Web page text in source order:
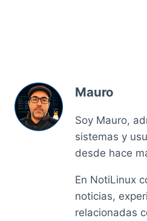
Mauro
Soy Mauro,
sistemas y
desde hace
En NotiLinux
noticias,
relacionadas